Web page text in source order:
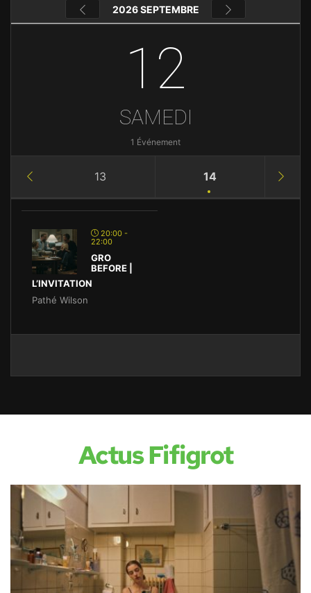
2026 SEPTEMBRE
12
SAMEDI
1 Événement
13 14
20:00 -
22:00
GRO
BEFORE |
L’INVITATION
Pathé Wilson
Actus Fifigrot